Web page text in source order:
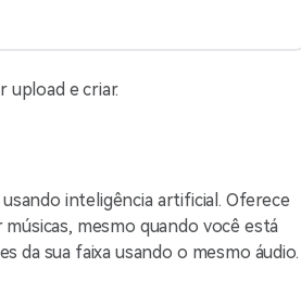
upload e criar.
inteligência artificial. Oferece
mesmo quando você está
da sua faixa usando o mesmo áudio.